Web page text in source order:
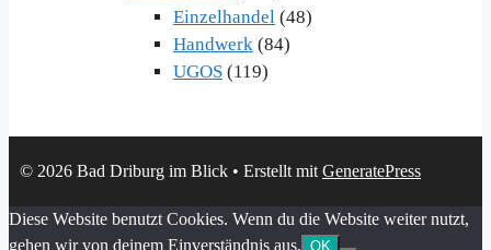
Einzelhandel (48)
Handwerk (84)
UGOS (119)
© 2026 Bad Driburg im Blick • Erstellt mit GeneratePress
Diese Website benutzt Cookies. Wenn du die Website weiter nutzt,
gehen wir von deinem Einverständnis aus. OK